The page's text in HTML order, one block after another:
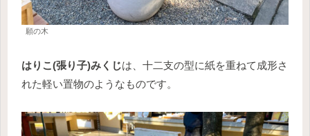
願の木
はりこ(張り子)みくじは、十二支の型に紙を重ねて成形さ
れた軽い置物のようなものです。